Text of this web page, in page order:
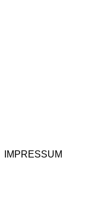
IMPRESSUM